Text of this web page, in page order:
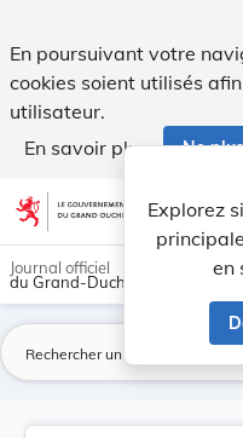
En poursuivant votre
cookies soient utilisés
utilisateur.
En savoir plus
Ne
Aller au contenu Explorez
en
Journal officiel
du Grand-Duché de Luxembourg